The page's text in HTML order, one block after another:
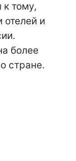
к тому,
отелей и
более
стране.